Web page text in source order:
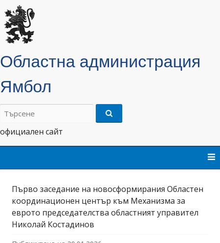
Областна администрация
Ямбол
Търсене
официален сайт
Първо заседание на новосформирания Областен
координационен център към Механизма за
еврото председателства областният управител
Николай Костадинов